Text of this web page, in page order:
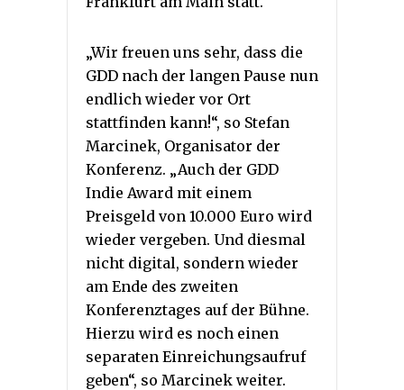
„Wir freuen uns sehr, dass die
GDD nach der langen Pause nun
endlich wieder vor Ort
stattfinden kann!“, so Stefan
Marcinek, Organisator der
Konferenz. „Auch der GDD
Indie Award mit einem
Preisgeld von 10.000 Euro wird
wieder vergeben. Und diesmal
nicht digital, sondern wieder
am Ende des zweiten
Konferenztages auf der Bühne.
Hierzu wird es noch einen
separaten Einreichungsaufruf
geben“, so Marcinek weiter.